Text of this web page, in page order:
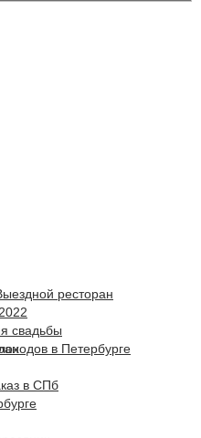
ресторан
свадьбы
в Петербурге
в СПб